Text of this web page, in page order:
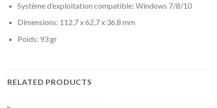
Système d’exploitation compatible: Windows 7/8/10
Dimensions: 112,7 x 62,7 x 36,8 mm
Poids: 93 gr
RELATED PRODUCTS